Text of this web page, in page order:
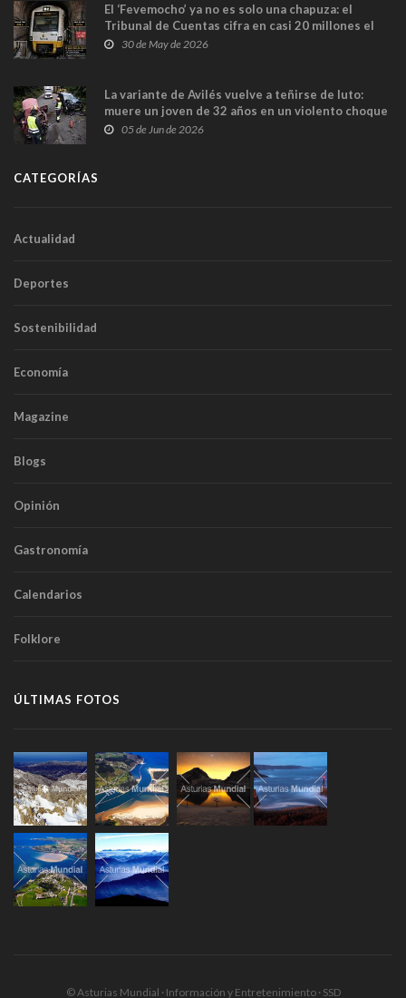
El ‘Fevemocho’ ya no es solo una chapuza: el
Tribunal de Cuentas cifra en casi 20 millones el
sobrecoste de los trenes que no cabían por los
30 de May de 2026
La variante de Avilés vuelve a teñirse de luto:
muere un joven de 32 años en un violento choque
frontal
05 de Jun de 2026
CATEGORÍAS
Actualidad
Deportes
Sostenibilidad
Economía
Magazine
Blogs
Opinión
Gastronomía
Calendarios
Folklore
ÚLTIMAS FOTOS
© Asturias Mundial · Información y Entretenimiento · SSD